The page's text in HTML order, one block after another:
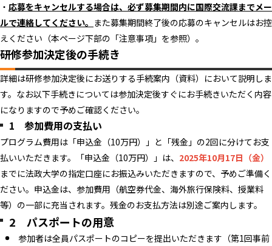
・ 応募をキャンセルする場合は、必ず募集期間内に国際交流課までメー
ルで連絡してください。 また募集期間終了後の応募のキャンセルはお控
えください（本ページ下部の「注意事項」を参照）。
研修参加決定後の手続き
詳細は研修参加決定後にお送りする手続案内（資料）において説明しま
す。なお以下手続きについては参加決定後すぐにお手続きいただく内容
になりますので予めご確認ください。
1 参加費用の支払い
プログラム費用は「申込金（10万円）」と「残金」の2回に分けてお支
払いいただきます。「申込金（10万円）」は、 2025年10月17日（金）
までに法政大学の指定口座にお振込みいただきますので、予めご準備く
ださい。申込金は、参加費用（航空券代金、海外旅行保険料、授業料
等）の一部に充当されます。残金のお支払方法は別途ご案内します。
2 パスポートの用意
参加者は全員パスポートのコピーを提出いただきます（第1回事前